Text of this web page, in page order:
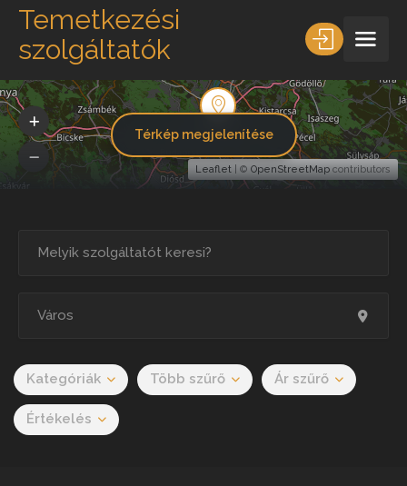
Temetkezési
szolgáltatók
Kategóriák Több szűrő Ár szűrő
Értékelés
Leaflet | © OpenStreetMapcontributors
Térkép megjelenítése